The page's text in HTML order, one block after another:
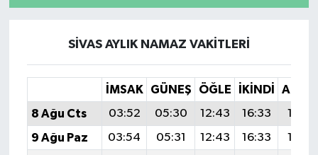
SIVAS AYLIK NAMAZ VAKITLERI
İMSAK GÜNEŞ ÖĞLE İKINDI
8 Ağu Cts
03:52 05:30 12:43 16:33
19:45
9 Ağu Paz
03:54 05:31 12:43 16:33
19:44